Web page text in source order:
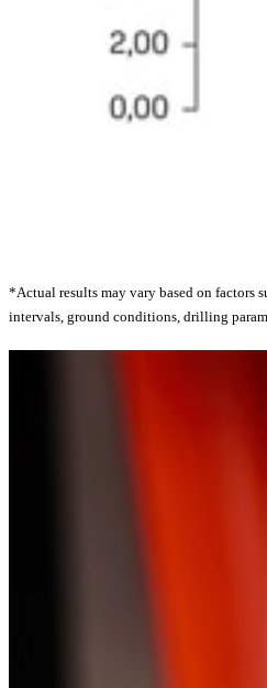
*Actual results may vary based on factors
intervals, ground conditions, drilling